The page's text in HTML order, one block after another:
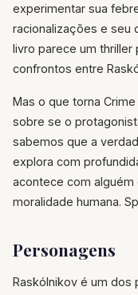
experimentar sua
racionalizações e seu
livro parece um
confrontos entre
Mas o que torna
sobre se o
sabemos que a
explora com
acontece com
moralidade humana.
Personagens
Raskólnikov é um dos